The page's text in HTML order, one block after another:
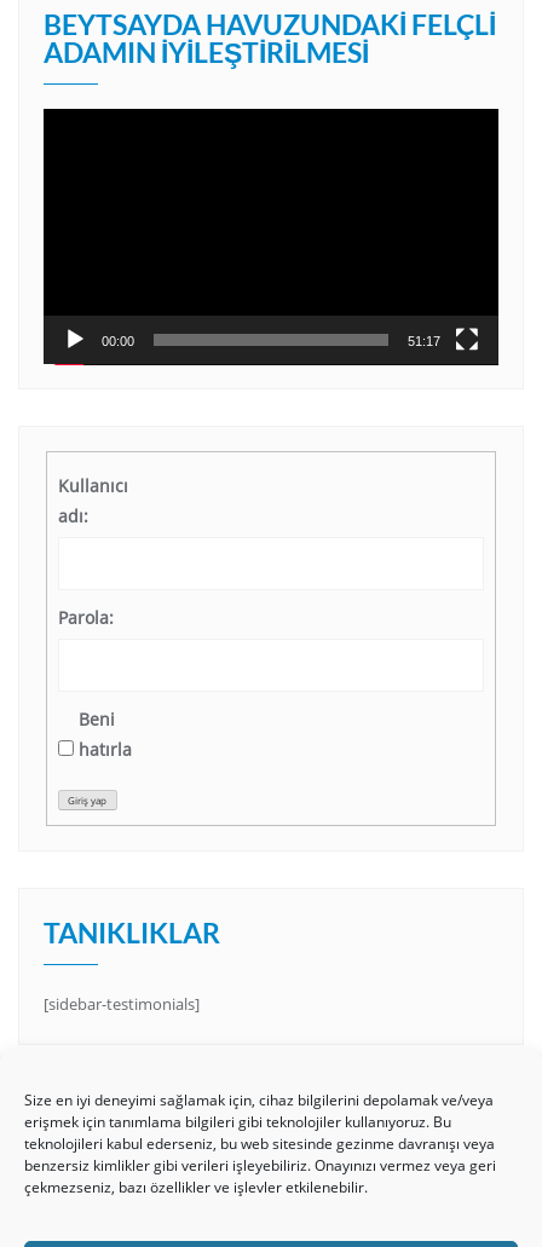
Size en iyi deneyimi sağlamak için, cihaz bilgilerini depolamak ve/veya
erişmek için tanımlama bilgileri gibi teknolojiler kullanıyoruz. Bu
teknolojileri kabul ederseniz, bu web sitesinde gezinme davranışı veya
benzersiz kimlikler gibi verileri işleyebiliriz. Onayınızı vermez veya geri
çekmezseniz, bazı özellikler ve işlevler etkilenebilir.
BEYTSAYDA HAVUZUNDAKI FELÇLI
ADAMIN İYILEŞTIRILMESI
00:00 51:17
Kullanıcı
adı:
Parola:
Beni
hatırla
Giriş yap
TANIKLIKLAR
[sidebar-testimonials]